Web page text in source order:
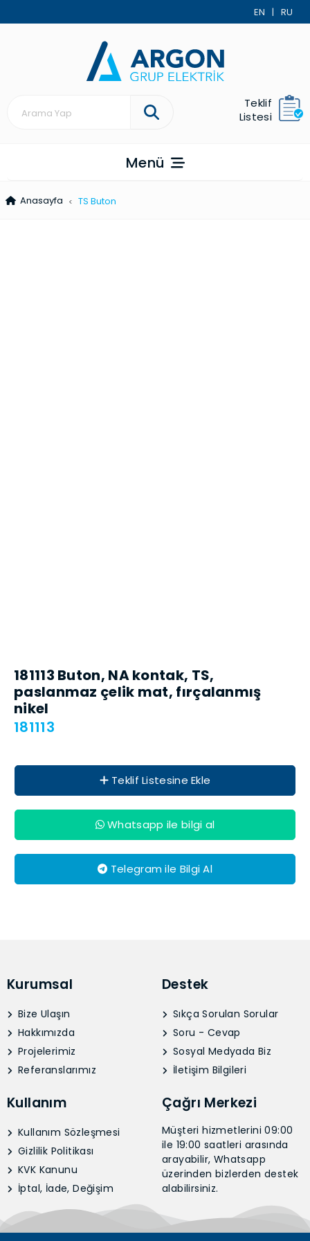
EN | RU
Teklif
Listesi
Menü
Anasayfa TS Buton
181113 Buton, NA kontak, TS,
paslanmaz çelik mat, fırçalanmış
nikel
181113
Teklif Listesine Ekle
Whatsapp ile bilgi al
Telegram ile Bilgi Al
Kurumsal
Bize Ulaşın
Hakkımızda
Projelerimiz
Referanslarımız
Destek
Sıkça Sorulan Sorular
Soru - Cevap
Sosyal Medyada Biz
İletişim Bilgileri
Kullanım
Kullanım Sözleşmesi
Gizlilik Politikası
KVK Kanunu
İptal, İade, Değişim
Çağrı Merkezi
Müşteri hizmetlerini 09:00
ile 19:00 saatleri arasında
arayabilir, Whatsapp
üzerinden bizlerden destek
alabilirsiniz.